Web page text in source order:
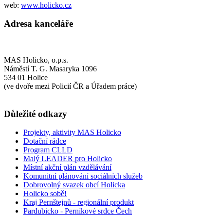
web: www.holicko.cz
Adresa kanceláře
MAS Holicko, o.p.s.
Náměstí T. G. Masaryka 1096
534 01 Holice
(ve dvoře mezi Policií ČR a Úřadem práce)
Důležité odkazy
Projekty, aktivity MAS Holicko
Dotační rádce
Program CLLD
Malý LEADER pro Holicko
Místní akční plán vzdělávání
Komunitní plánování sociálních služeb
Dobrovolný svazek obcí Holicka
Holicko sobě!
Kraj Pernštejnů - regionální produkt
Pardubicko - Perníkové srdce Čech